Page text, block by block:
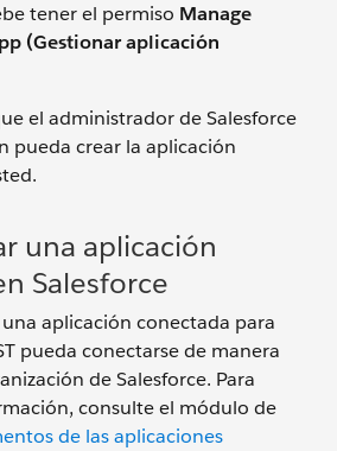
tener el permiso Manage
(Gestionar aplicación
el administrador de Salesforce
pueda crear la aplicación
una aplicación
Salesforce
aplicación conectada para
pueda conectarse de manera
de Salesforce. Para
consulte el módulo de
de las aplicaciones